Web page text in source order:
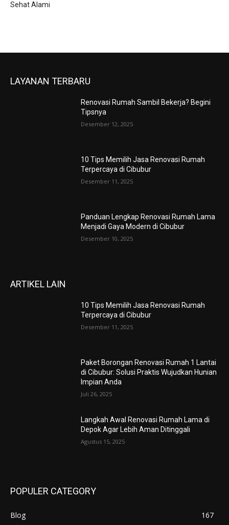
Sehat Alami
LAYANAN TERBARU
Renovasi Rumah Sambil Bekerja? Begini
Tipsnya
Desember 12, 2025
10 Tips Memilih Jasa Renovasi Rumah
Terpercaya di Cibubur
Desember 11, 2025
Panduan Lengkap Renovasi Rumah Lama
Menjadi Gaya Modern di Cibubur
Desember 10, 2025
ARTIKEL LAIN
10 Tips Memilih Jasa Renovasi Rumah
Terpercaya di Cibubur
Desember 11, 2025
Paket Borongan Renovasi Rumah 1 Lantai
di Cibubur: Solusi Praktis Wujudkan Hunian
Impian Anda
Juli 26, 2025
Langkah Awal Renovasi Rumah Lama di
Depok Agar Lebih Aman Ditinggali
Agustus 15, 2025
POPULER CATEGORY
Blog
167